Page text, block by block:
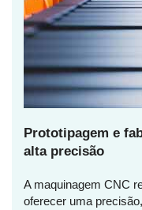
Prototipagem e
alta precisão
A maquinagem CNC
oferecer uma